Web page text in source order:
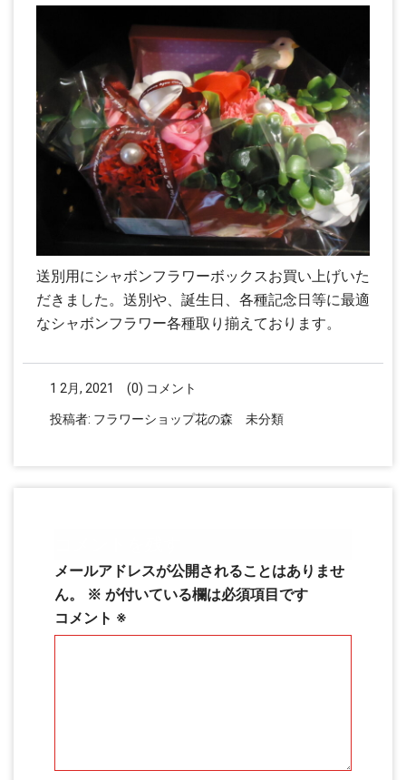
送別用にシャボンフラワーボックスお買い上げいた
だきました。送別や、誕生日、各種記念日等に最適
なシャボンフラワー各種取り揃えております。
1 2月, 2021 (0) コメント
投稿者: フラワーショップ花の森 未分類
メールアドレスが公開されることはありませ
ん。
※ が付いている欄は必須項目です
コメント ※